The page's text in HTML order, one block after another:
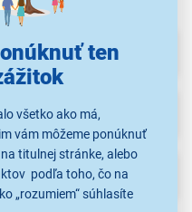
ten
všetko ako má,
vám môžeme ponúknuť
titulnej stránke, alebo
podľa toho, čo na
„rozumiem“ súhlasíte
(3)
(1)